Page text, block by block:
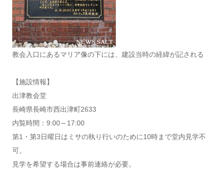
教会入口にあるマリア像の下には、建設当時の経緯が記される
【施設情報】
出津教会堂
長崎県長崎市西出津町2633
内覧時間：9:00～17:00
第1・第3日曜日はミサの執り行いのために10時まで堂内見学不
可。
見学を希望する場合は事前連絡が必要。